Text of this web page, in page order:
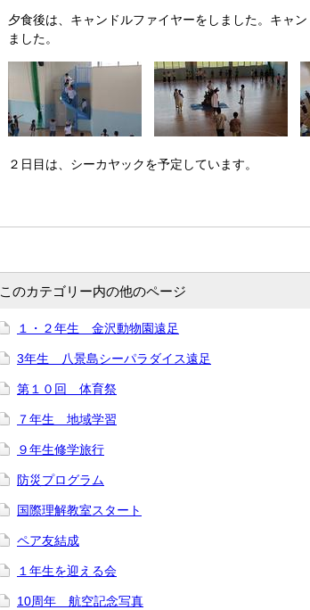
夕食後は、キャンドルファイヤーをしました。キャ
ました。
２日目は、シーカヤックを予定しています。
このカテゴリー内の他のページ
１・２年生 金沢動物園遠足
3年生 八景島シーパラダイス遠足
第１０回 体育祭
７年生 地域学習
９年生修学旅行
防災プログラム
国際理解教室スタート
ペア友結成
１年生を迎える会
10周年 航空記念写真